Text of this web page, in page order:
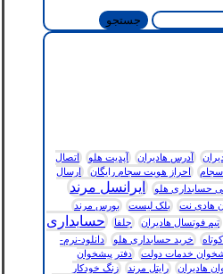
آدرس هادیران آپدیت هلو
اتصال
سجام احراز هویت سجام رایگان
ارسال
حسابداری هلو
ایرانسل مرند
هادی نت بلک لیست
بورس مرند
تیم فوتسال هادیران جلفا
حسابداری
خرید حسابداری هلو
دانلود-نرم-
خدمات دولت
دفتر پیشخوان
هادیران رایتل مرند
زنگ خودکار